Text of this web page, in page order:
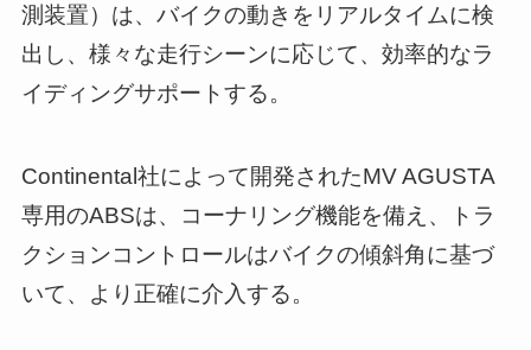
測装置）は、バイクの動きをリアルタイムに検
出し、様々な走行シーンに応じて、効率的なラ
イディングサポートする。
Continental社によって開発されたMV AGUSTA
専用のABSは、コーナリング機能を備え、トラ
クションコントロールはバイクの傾斜角に基づ
いて、より正確に介入する。